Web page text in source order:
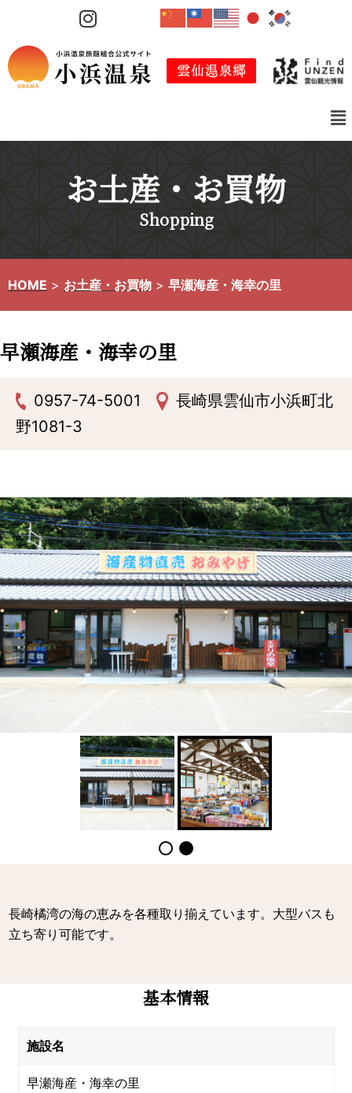
テ
ン
ス
お土産・お買物
Shopping
HOME > お土産・お買物 > 早瀬海産・海幸の里
早瀬海産・海幸の里
0957-74-5001
長崎県雲仙市小浜町北
野1081-3
長崎橘湾の海の恵みを各種取り揃えています。大型バスも
立ち寄り可能です。
基本情報
施設名
早瀬海産・海幸の里